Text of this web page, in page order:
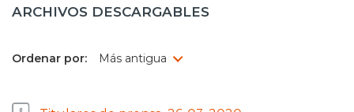
Innovación
ARCHIVOS DESCARGABLES
Ordenar por: